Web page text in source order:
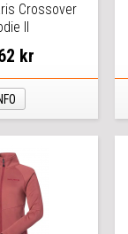
Crossover
II
kr